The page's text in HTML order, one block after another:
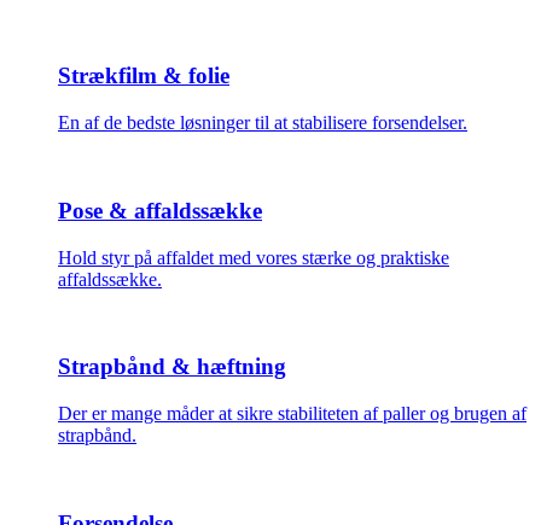
Strækfilm & folie
En af de bedste løsninger til at stabilisere forsendelser.
Pose & affaldssække
Hold styr på affaldet med vores stærke og praktiske
affaldssække.
Strapbånd & hæftning
Der er mange måder at sikre stabiliteten af paller og brugen af
strapbånd.